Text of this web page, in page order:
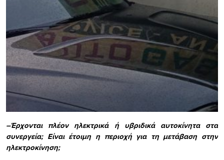
–Έρχονται πλέον ηλεκτρικά ή υβριδικά αυτοκίνητα στα
συνεργεία; Είναι έτοιμη η περιοχή για τη μετάβαση στην
ηλεκτροκίνηση;